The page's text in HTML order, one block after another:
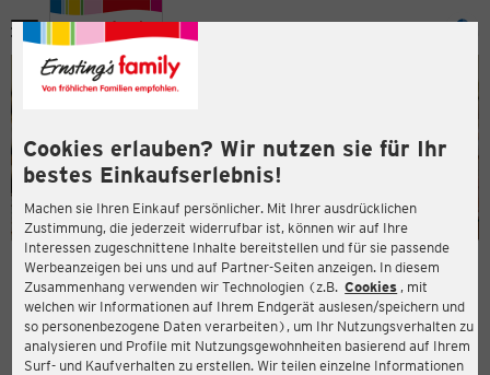
Cookies erlauben? Wir nutzen sie für Ihr
bestes Einkaufserlebnis!
Machen sie Ihren Einkauf persönlicher. Mit Ihrer ausdrücklichen
Zustimmung, die jederzeit widerrufbar ist, können wir auf Ihre
Interessen zugeschnittene Inhalte bereitstellen und für sie passende
Werbeanzeigen bei uns und auf Partner-Seiten anzeigen. In diesem
Zusammenhang verwenden wir Technologien (z.B. Cookies , mit
welchen wir Informationen auf Ihrem Endgerät auslesen/speichern und
so personenbezogene Daten verarbeiten), um Ihr Nutzungsverhalten zu
analysieren und Profile mit Nutzungsgewohnheiten basierend auf Ihrem
Surf- und Kaufverhalten zu erstellen. Wir teilen einzelne Informationen
Menü
ERNSTING'S FAMILY FILIALE
Wulferkamp 3
49509 Recke